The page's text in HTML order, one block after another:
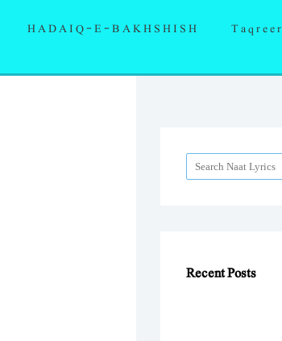
HADAIQ-E-BAKHSHISH Taqreer
e
Recent Posts